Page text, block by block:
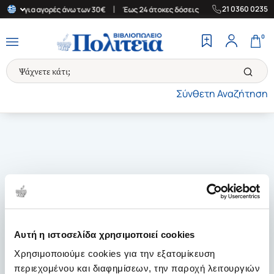
Αυτή η ιστοσελίδα χρησιμοποιεί cookies
Χρησιμοποιούμε cookies για την εξατομίκευση
περιεχομένου και διαφημίσεων, την παροχή λειτουργιών
για αγορές άνω των 30€ Έως 24 άτοκες δόσεις | Δωρεάν
21 0360 0235
Σύνθετη Αναζήτηση
0